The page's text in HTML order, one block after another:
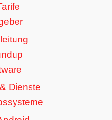
Dienste